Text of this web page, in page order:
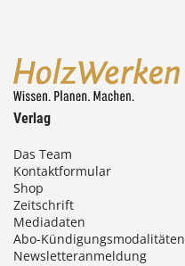
0
Verlag
Das Team
Kontaktformular
Shop
Zeitschrift
Mediadaten
Abo-Kündigungsmodalitäten
Newsletteranmeldung